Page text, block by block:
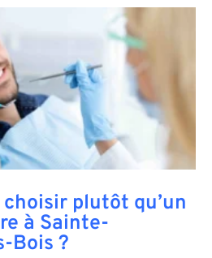
plutôt qu’un
à Sainte-
Bois ?